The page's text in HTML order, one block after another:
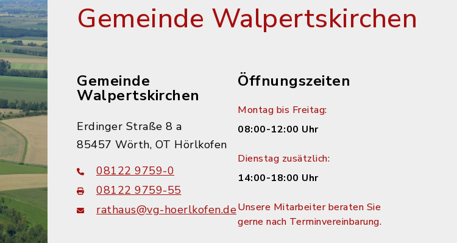
Gemeinde Walpertskirchen
Gemeinde
Walpertskirchen
Erdinger Straße 8 a
85457 Wörth, OT Hörlkofen
08122 9759-0
08122 9759-55
rathaus@vg-hoerlkofen.de
Öffnungszeiten
Montag bis Freitag:
08:00-12:00 Uhr
Dienstag zusätzlich:
14:00-18:00 Uhr
Unsere Mitarbeiter beraten Sie
gerne nach Terminvereinbarung.